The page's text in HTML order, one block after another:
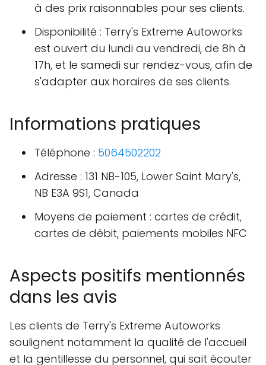
à des prix raisonnables pour ses clients.
Disponibilité : Terry's Extreme Autoworks
est ouvert du lundi au vendredi, de 8h à
17h, et le samedi sur rendez-vous, afin de
s'adapter aux horaires de ses clients.
Informations pratiques
Téléphone : 5064502202
Adresse : 131 NB-105, Lower Saint Mary's,
NB E3A 9S1, Canada
Moyens de paiement : cartes de crédit,
cartes de débit, paiements mobiles NFC
Aspects positifs mentionnés
dans les avis
Les clients de Terry's Extreme Autoworks
soulignent notamment la qualité de l'accueil
et la gentillesse du personnel, qui sait écouter